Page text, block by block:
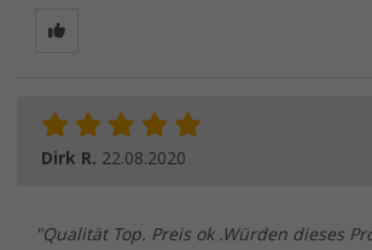
Dirk R. 22.08.2020
"Qualität Top. Preis ok .Würden dieses